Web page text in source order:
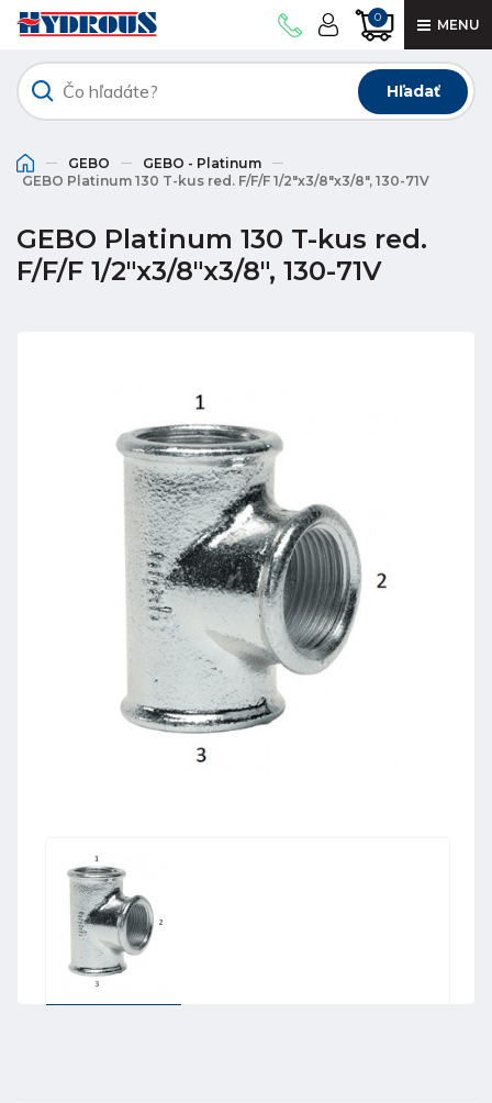
0 MENU
Hľadať
GEBO
GEBO - Platinum
GEBO Platinum 130 T-kus red. F/F/F 1/2"x3/8"x3/8", 130-71V
GEBO Platinum 130 T-kus red.
F/F/F 1/2"x3/8"x3/8", 130-71V